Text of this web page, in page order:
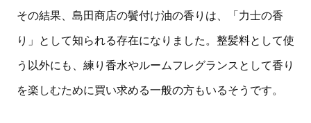
その結果、島田商店の鬢付け油の香りは、「力士の香
り」として知られる存在になりました。整髪料として使
う以外にも、練り香水やルームフレグランスとして香り
を楽しむために買い求める一般の方もいるそうです。